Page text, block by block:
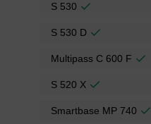
S 530
S 530 D
Multipass C 600 F
S 520 X
Smartbase MP 740